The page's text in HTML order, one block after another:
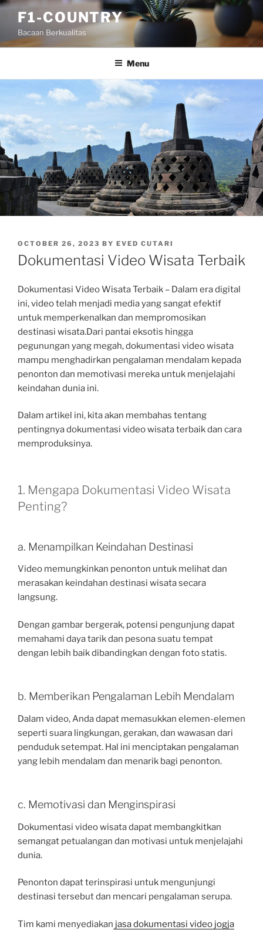
Skip
content
F1-COUNTRY
Bacaan Berkualitas
Menu
POSTED
ON
OCTOBER 26, 2023 BY EVED CUTARI
Dokumentasi Video Wisata Terbaik
Dokumentasi Video Wisata Terbaik – Dalam era digital
ini, video telah menjadi media yang sangat efektif
untuk memperkenalkan dan mempromosikan
destinasi wisata.Dari pantai eksotis hingga
pegunungan yang megah, dokumentasi video wisata
mampu menghadirkan pengalaman mendalam kepada
penonton dan memotivasi mereka untuk menjelajahi
keindahan dunia ini.
Dalam artikel ini, kita akan membahas tentang
pentingnya dokumentasi video wisata terbaik dan cara
memproduksinya.
1. Mengapa Dokumentasi Video Wisata
Penting?
a. Menampilkan Keindahan Destinasi
Video memungkinkan penonton untuk melihat dan
merasakan keindahan destinasi wisata secara
langsung.
Dengan gambar bergerak, potensi pengunjung dapat
memahami daya tarik dan pesona suatu tempat
dengan lebih baik dibandingkan dengan foto statis.
b. Memberikan Pengalaman Lebih Mendalam
Dalam video, Anda dapat memasukkan elemen-elemen
seperti suara lingkungan, gerakan, dan wawasan dari
penduduk setempat. Hal ini menciptakan pengalaman
yang lebih mendalam dan menarik bagi penonton.
c. Memotivasi dan Menginspirasi
Dokumentasi video wisata dapat membangkitkan
semangat petualangan dan motivasi untuk menjelajahi
dunia.
Penonton dapat terinspirasi untuk mengunjungi
destinasi tersebut dan mencari pengalaman serupa.
Tim kami menyediakan jasa dokumentasi video jogja